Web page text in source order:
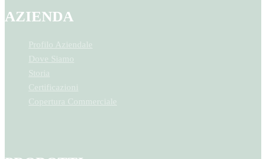
AZIENDA
Profilo Aziendale
Dove Siamo
Storia
Certificazioni
Copertura Commerciale